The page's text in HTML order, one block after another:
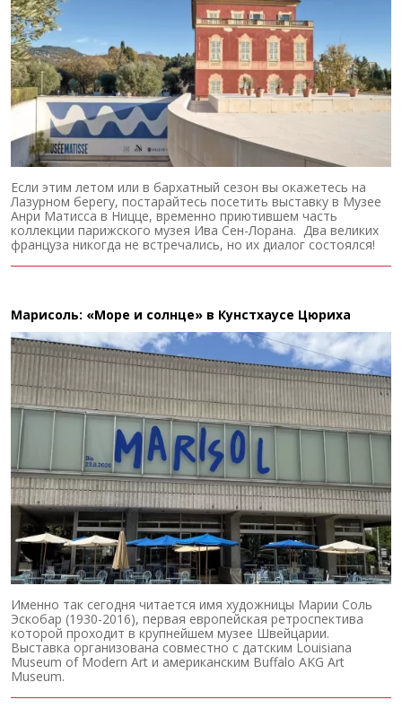
Если этим летом или в бархатный сезон вы окажетесь на
Лазурном берегу, постарайтесь посетить выставку в Музее
Анри Матисса в Ницце, временно приютившем часть
коллекции парижского музея Ива Сен-Лорана. Два великих
француза никогда не встречались, но их диалог состоялся!
Марисоль: «Море и солнце» в Кунстхаусе Цюриха
Именно так сегодня читается имя художницы Марии Соль
Эскобар (1930-2016), первая европейская ретроспектива
которой проходит в крупнейшем музее Швейцарии.
Выставка организована совместно с датским Louisiana
Museum of Modern Art и американским Buffalo AKG Art
Museum.